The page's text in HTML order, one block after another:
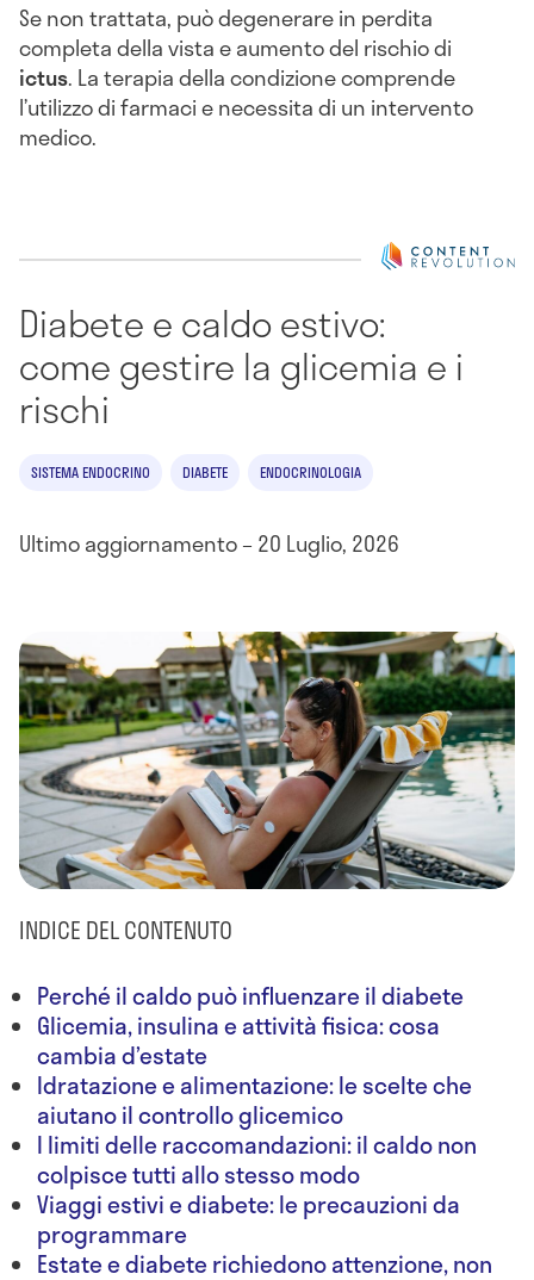
Se non trattata, può degenerare in perdita
completa della vista e aumento del rischio di
ictus. La terapia della condizione comprende
l’utilizzo di farmaci e necessita di un intervento
medico.
Diabete e caldo estivo:
come gestire la glicemia e i
rischi
SISTEMA ENDOCRINO DIABETE ENDOCRINOLOGIA
Ultimo aggiornamento – 20 Luglio, 2026
INDICE DEL CONTENUTO
Perché il caldo può influenzare il diabete
Glicemia, insulina e attività fisica: cosa
cambia d’estate
Idratazione e alimentazione: le scelte che
aiutano il controllo glicemico
I limiti delle raccomandazioni: il caldo non
colpisce tutti allo stesso modo
Viaggi estivi e diabete: le precauzioni da
programmare
Estate e diabete richiedono attenzione, non